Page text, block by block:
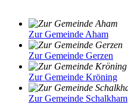
Zur Gemeinde Aham
Zur Gemeinde Gerzen
Zur Gemeinde Kröning
Zur Gemeinde Schalkham